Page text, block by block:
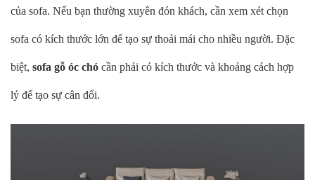
của sofa. Nếu bạn thường xuyên đón khách, cần xem xét chọn
sofa có kích thước lớn để tạo sự thoải mái cho nhiều người. Đặc
biệt, sofa gỗ óc chó cần phải có kích thước và khoảng cách hợp
lý để tạo sự cân đối.